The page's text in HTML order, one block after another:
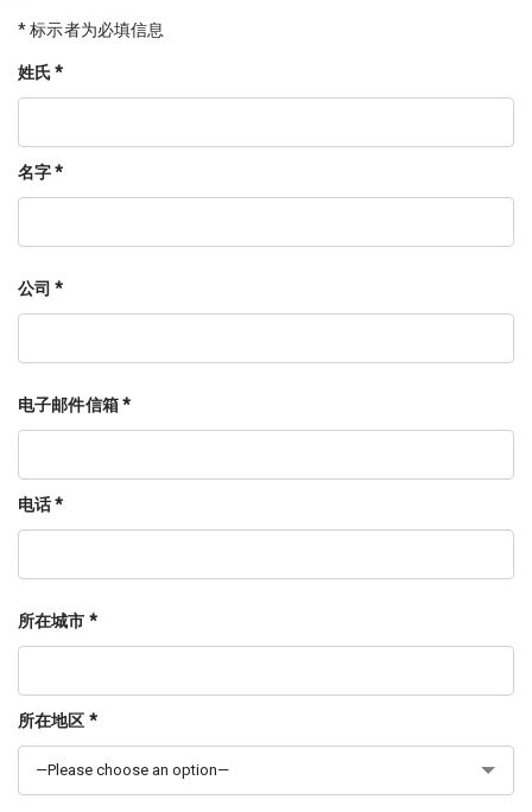
* 标示者为必填信息
姓氏 *
名字 *
公司 *
电子邮件信箱 *
电话 *
所在城市 *
所在地区 *